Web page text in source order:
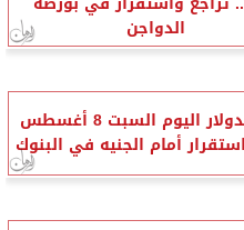
الدواجن
سعر الدولار اليوم السبت 8 أغسطس